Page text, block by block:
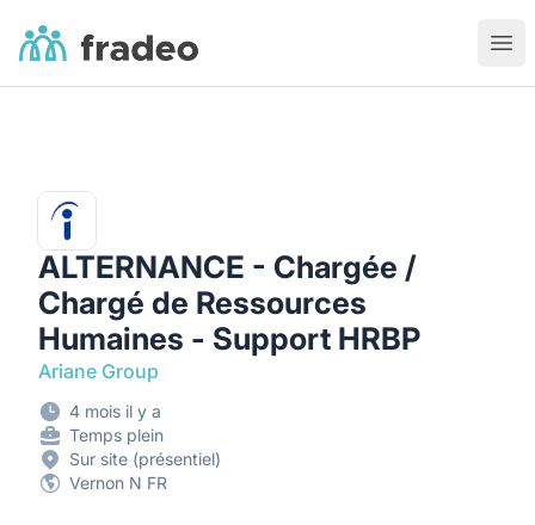
Fradeo
ALTERNANCE - Chargée /
Chargé de Ressources
Humaines - Support HRBP
Ariane Group
4 mois il y a
Temps plein
Sur site (présentiel)
Vernon N FR